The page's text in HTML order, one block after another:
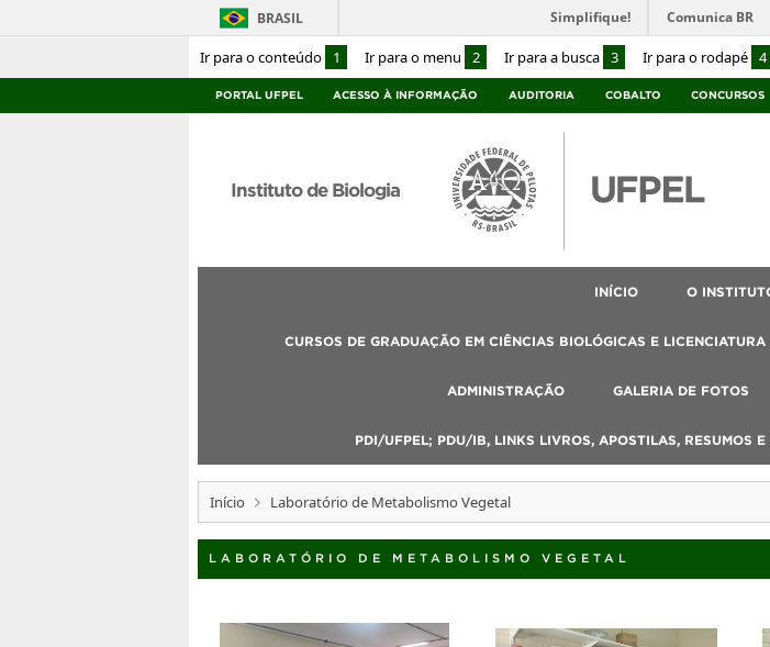
Ir para o conteúdo 1 Ir para o menu 2 Ir para a busca 3 Ir para o rodapé 4
BRASIL Simplifique! Comunica BR
PORTAL UFPEL ACESSO À INFORMAÇÃO AUDITORIA COBALTO CONCURSOS
Instituto de Biologia
INÍCIO O
CURSOS DE GRADUAÇÃO EM CIÊNCIAS BIOLÓGICAS E
ADMINISTRAÇÃO GALERIA DE FOTOS
PDI/UFPEL; PDU/IB, LINKS LIVROS, APOSTILAS, RESUMOS E
Início Laboratório de Metabolismo Vegetal
LABORATÓRIO DE METABOLISMO VEGETAL